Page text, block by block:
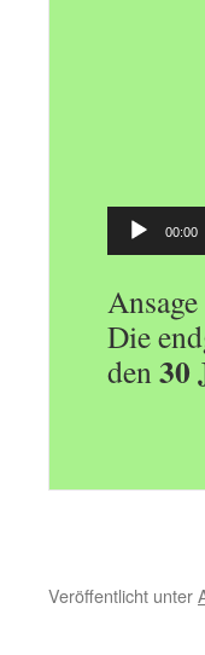
Audio-
00:00
Die
den30
Veröffentlicht unter